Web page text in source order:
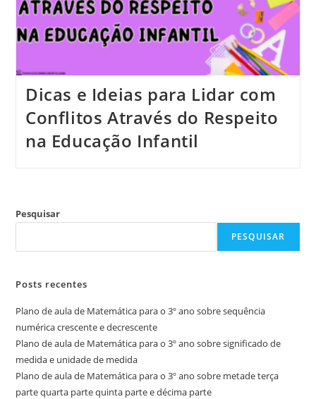
Dicas e Ideias para Lidar com
Conflitos Através do Respeito
na Educação Infantil
Pesquisar
PESQUISAR
Posts recentes
Plano de aula de Matemática para o 3º ano sobre sequência
numérica crescente e decrescente
Plano de aula de Matemática para o 3º ano sobre significado de
medida e unidade de medida
Plano de aula de Matemática para o 3º ano sobre metade terça
parte quarta parte quinta parte e décima parte